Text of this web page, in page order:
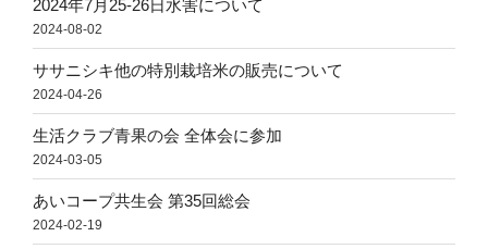
2024年7月25-26日水害について
2024-08-02
ササニシキ他の特別栽培米の販売について
2024-04-26
生活クラブ青果の会 全体会に参加
2024-03-05
あいコープ共生会 第35回総会
2024-02-19